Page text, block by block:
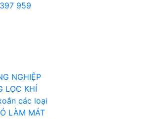
959
NGHIỆP
LỌC KHÍ
các loại
LÀM MÁT